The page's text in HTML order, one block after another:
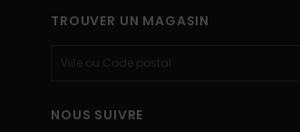
TROUVER UN MAGASIN
NOUS SUIVRE